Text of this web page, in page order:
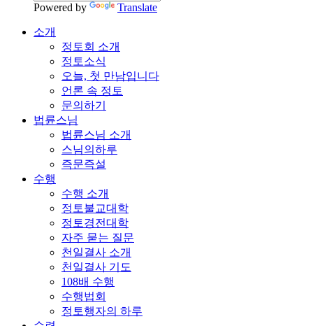
Powered by Translate
소개
정토회 소개
정토소식
오늘, 첫 만남입니다
언론 속 정토
문의하기
법륜스님
법륜스님 소개
스님의하루
즉문즉설
수행
수행 소개
정토불교대학
정토경전대학
자주 묻는 질문
천일결사 소개
천일결사 기도
108배 수행
수행법회
정토행자의 하루